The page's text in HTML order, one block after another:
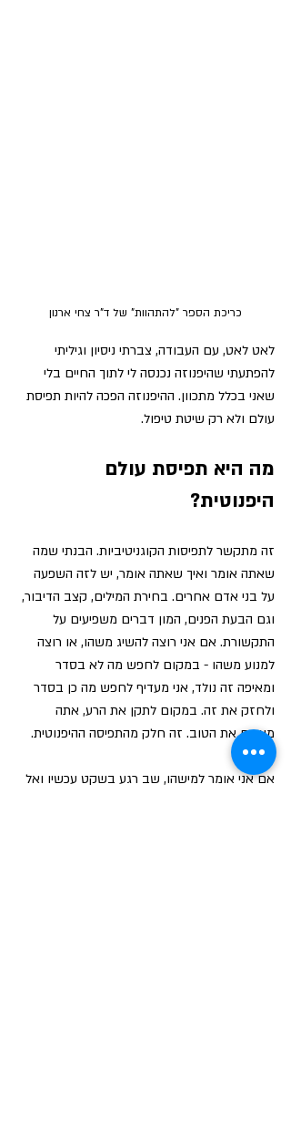
כריכת הספר "להתהוות" של ד"ר צחי ארנון
לאט לאט, עם העבודה, צברתי ניסיון וגיליתי
להפתעתי שהיפנוזה נכנסה לי לתוך החיים בלי
שאני בכלל מתכוון. ההיפנוזה הפכה להיות תפיסת
עולם ולא רק שיטת טיפול.
מה היא תפיסת עולם
היפנוטית?
זה מתקשר לתפיסות הקוגניטיביות. הבנתי שמה
שאתה אומר ואיך שאתה אומר, יש לזה השפעה
על בני אדם אחרים. בחירת המילים, קצב הדיבור,
וגם הבעת הפנים, המון דברים משפיעים על
התקשורת. אם אני רוצה להשיג משהו, או רוצה
למנוע משהו - במקום לחפש מה לא בסדר
ומאיפה זה נולד, אני מעדיף לחפש מה כן בסדר
ולחזק את זה. במקום לתקן את הרע, אתה
מעצים את הטוב. זה חלק מהתפיסה ההיפנוטית.
אם אני אומר למישהו, שב רגע בשקט עכשיו ואל